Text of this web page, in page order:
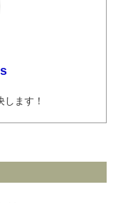
ます！